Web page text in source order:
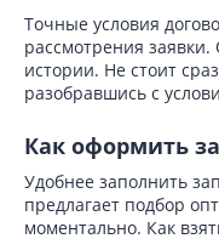
Точные условия
рассмотрения
истории. Не стоит
разобравшись с
Как оформить
Удобнее заполнить
предлагает подбор
моментально. Как